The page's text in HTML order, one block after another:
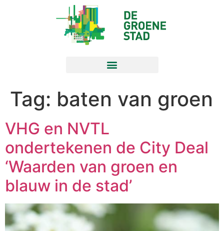
Tag: baten van groen
VHG en NVTL
ondertekenen de City Deal
‘Waarden van groen en
blauw in de stad’